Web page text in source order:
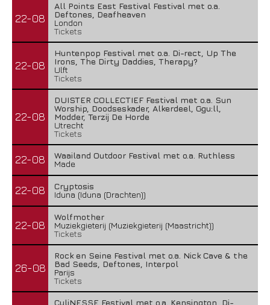
22-08
All Points East Festival Festival met o.a.
Deftones, Deafheaven
London
Tickets
22-08
Huntenpop Festival met o.a. Di-rect, Up The
Irons, The Dirty Daddies, Therapy?
Ulft
Tickets
22-08
DUISTER COLLECTIEF Festival met o.a. Sun
Worship, Doodseskader, Alkerdeel, Ggu:ll,
Modder, Terzij De Horde
Utrecht
Tickets
22-08
Waailand Outdoor Festival met o.a. Ruthless
Made
22-08
Cryptosis
Iduna (Iduna (Drachten))
22-08
Wolfmother
Muziekgieterij (Muziekgieterij (Maastricht))
Tickets
26-08
Rock en Seine Festival met o.a. Nick Cave & the
Bad Seeds, Deftones, Interpol
Parijs
Tickets
CuliNESSE Festival met o.a. Kensington, Di-